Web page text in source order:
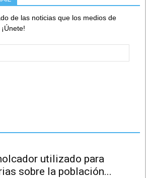
de las noticias que los medios de
utilizado para
sobre la población...